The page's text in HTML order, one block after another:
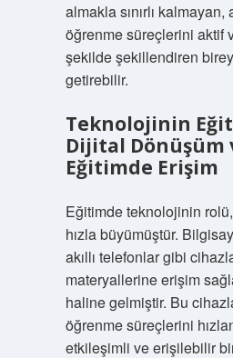
almakla sınırlı kalmayan,
öğrenme süreçlerini aktif
şekilde şekillendiren
getirebilir.
Teknolojinin
Dijital Dönüşüm
Eğitimde Erişim
Eğitimde teknolojinin
hızla büyümüştür.
akıllı telefonlar gibi
materyallerine erişim
haline gelmiştir. Bu
öğrenme süreçlerini
etkileşimli ve erişilebilir